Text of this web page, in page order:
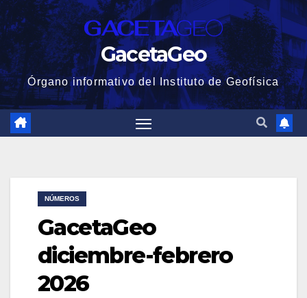
GacetaGeo
Órgano informativo del Instituto de Geofísica
NÚMEROS
GacetaGeo
diciembre-febrero
2026